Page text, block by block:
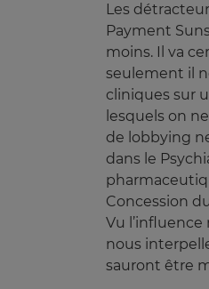
Les
Payment
moins. Il va
seulement il
cliniques sur
lesquels on
de lobbying
dans le
Concession
Vu
nous
sauront être